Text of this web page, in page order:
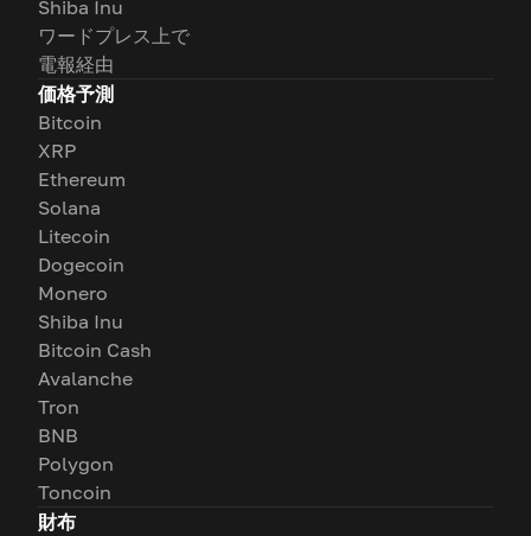
Shiba Inu
ワードプレス上で
電報経由
価格予測
Bitcoin
XRP
Ethereum
Solana
Litecoin
Dogecoin
Monero
Shiba Inu
Bitcoin Cash
Avalanche
Tron
BNB
Polygon
Toncoin
財布